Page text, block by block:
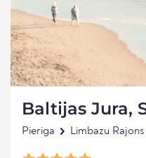
Baltijas Jura,
Pieriga Limbazu Rajons